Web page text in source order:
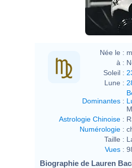
Née le :
à :
Soleil :
Lune :
Dominantes :
Astrologie Chinoise :
Numérologie :
Taille :
Vues :
Biographie de Lauren